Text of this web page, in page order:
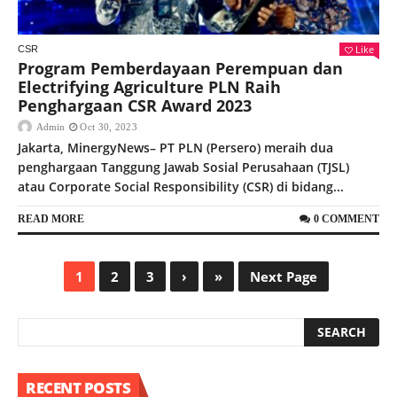
CSR Like
Program Pemberdayaan Perempuan dan
Electrifying Agriculture PLN Raih
Penghargaan CSR Award 2023
Admin Oct 30, 2023
Jakarta, MinergyNews– PT PLN (Persero) meraih dua
penghargaan Tanggung Jawab Sosial Perusahaan (TJSL)
atau Corporate Social Responsibility (CSR) di bidang...
READ MORE 0 COMMENT
1 2 3 › » Next Page
RECENT POSTS